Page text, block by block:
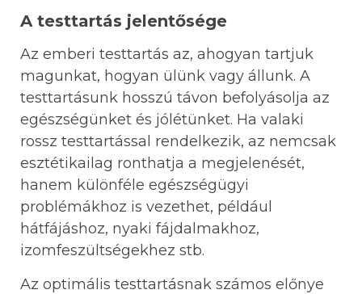
A testtartás jelentősége
Az emberi testtartás az, ahogyan tartjuk
magunkat, hogyan ülünk vagy állunk. A
testtartásunk hosszú távon befolyásolja az
egészségünket és jólétünket. Ha valaki
rossz testtartással rendelkezik, az nemcsak
esztétikailag ronthatja a megjelenését,
hanem különféle egészségügyi
problémákhoz is vezethet, például
hátfájáshoz, nyaki fájdalmakhoz,
izomfeszültségekhez stb.
Az optimális testtartásnak számos előnye